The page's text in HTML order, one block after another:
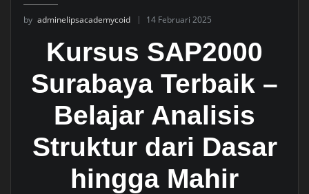
by adminelipsacademycoid 14 Februari 2025
Kursus SAP2000
Surabaya Terbaik –
Belajar Analisis
Struktur dari Dasar
hingga Mahir